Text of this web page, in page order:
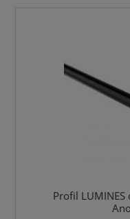
Profil LUMINES